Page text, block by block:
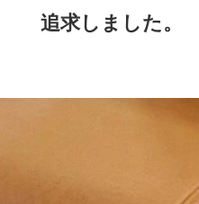
追求しました。